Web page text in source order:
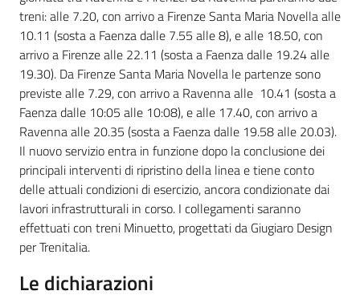
treni: alle 7.20, con arrivo a Firenze Santa Maria Novella alle
10.11 (sosta a Faenza dalle 7.55 alle 8), e alle 18.50, con
arrivo a Firenze alle 22.11 (sosta a Faenza dalle 19.24 alle
19.30). Da Firenze Santa Maria Novella le partenze sono
previste alle 7.29, con arrivo a Ravenna alle 10.41 (sosta a
Faenza dalle 10:05 alle 10:08), e alle 17.40, con arrivo a
Ravenna alle 20.35 (sosta a Faenza dalle 19.58 alle 20.03).
Il nuovo servizio entra in funzione dopo la conclusione dei
principali interventi di ripristino della linea e tiene conto
delle attuali condizioni di esercizio, ancora condizionate dai
lavori infrastrutturali in corso. I collegamenti saranno
effettuati con treni Minuetto, progettati da Giugiaro Design
per Trenitalia.
Le dichiarazioni